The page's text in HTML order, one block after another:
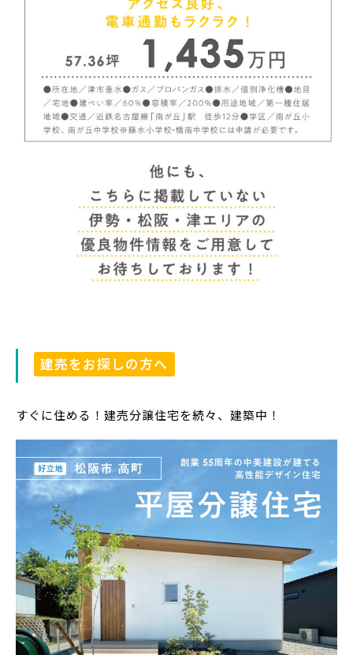
建売をお探しの方へ
すぐに住める！建売分譲住宅を続々、建築中！